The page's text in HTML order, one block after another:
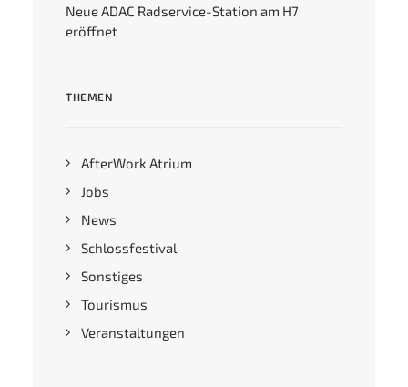
Neue ADAC Radservice-Station am H7
eröffnet
THEMEN
AfterWork Atrium
Jobs
News
Schlossfestival
Sonstiges
Tourismus
Veranstaltungen